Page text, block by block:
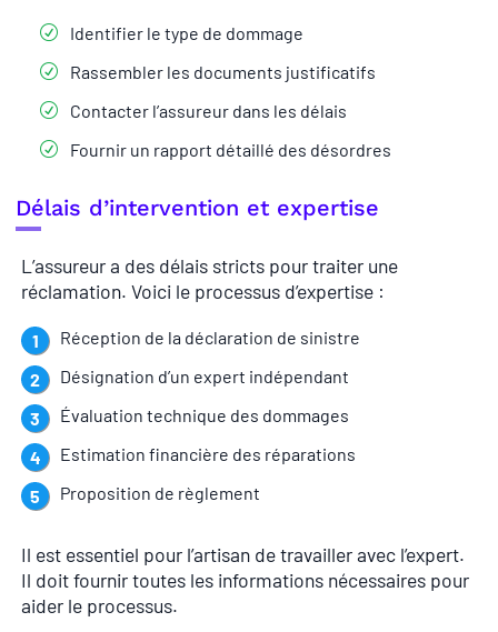
Identifier le type de dommage
Rassembler les documents justificatifs
Contacter l’assureur dans les délais
Fournir un rapport détaillé des désordres
Délais d’intervention et expertise
L’assureur a des délais stricts pour traiter une
réclamation. Voici le processus d’expertise :
Réception de la déclaration de sinistre
Désignation d’un expert indépendant
Évaluation technique des dommages
Estimation financière des réparations
Proposition de règlement
Il est essentiel pour l’artisan de travailler avec l’expert.
Il doit fournir toutes les informations nécessaires pour
aider le processus.